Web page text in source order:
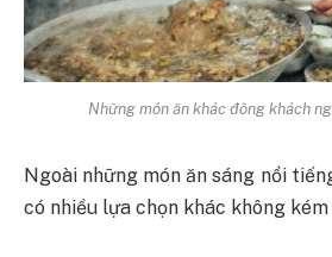
Những món ăn khác đông khách
Ngoài những món ăn sáng nổi
có nhiều lựa chọn khác không kém